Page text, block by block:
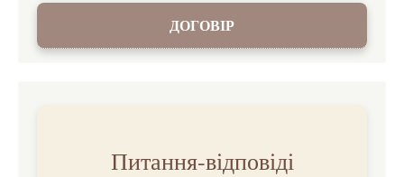
ДОГОВІР
Питання-відповіді